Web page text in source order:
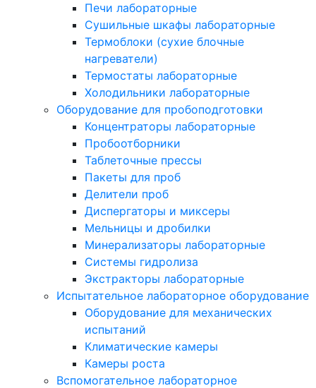
Печи лабораторные
Сушильные шкафы лабораторные
Термоблоки (сухие блочные
нагреватели)
Термостаты лабораторные
Холодильники лабораторные
Оборудование для пробоподготовки
Концентраторы лабораторные
Пробоотборники
Таблеточные прессы
Пакеты для проб
Делители проб
Диспергаторы и миксеры
Мельницы и дробилки
Минерализаторы лабораторные
Системы гидролиза
Экстракторы лабораторные
Испытательное лабораторное оборудование
Оборудование для механических
испытаний
Климатические камеры
Камеры роста
Вспомогательное лабораторное